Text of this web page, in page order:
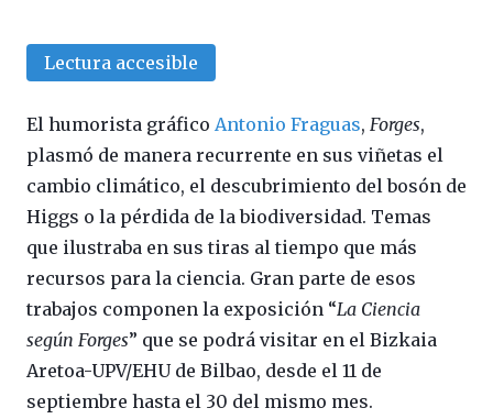
Lectura accesible
El humorista gráfico Antonio Fraguas, Forges,
plasmó de manera recurrente en sus viñetas el
cambio climático, el descubrimiento del bosón de
Higgs o la pérdida de la biodiversidad. Temas
que ilustraba en sus tiras al tiempo que más
recursos para la ciencia. Gran parte de esos
trabajos componen la exposición “La Ciencia
según Forges” que se podrá visitar en el Bizkaia
Aretoa-UPV/EHU de Bilbao, desde el 11 de
septiembre hasta el 30 del mismo mes.